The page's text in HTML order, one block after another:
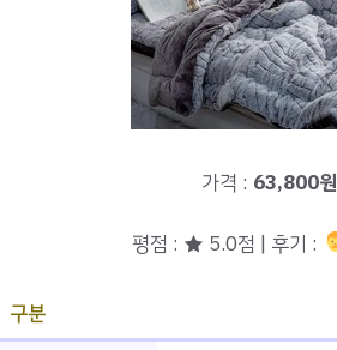
가격 : 63,800원
평점 : ★ 5.0점 | 후기 :
구분